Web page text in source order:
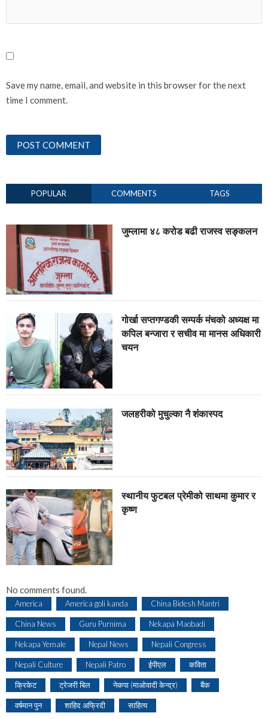
Save my name, email, and website in this browser for the next
time I comment.
POPULAR COMMENTS TAGS
जुम्लामा ४८ करोड बढी राजस्व सङ्कलन
गोर्खा सप्तगण्डकी सम्पर्क मंचको अध्यक्ष मा
कपिल बन्जारा र सचीव मा मानस अधिकारी
चयन
जलहरीको मुचुल्का नै शंंकास्पद
स्थानीय फुटबल प्रेमीको साथमा कुमार र
कृष्ण
No comments found.
America America goli kanda China Bidesh Mantri
China News Guru Purnima Nekapa Maobadi
Nekapa Yemale Nepal News Nepali Congress
Nepali Culture Nepali Patro ईपीएल कविता
क्रिकेट ट्रेजरी बिल नेकपा (माओवादी केन्द्र) बैंक
वर्षमान पुन शाहिद अफ्रिदी साहित्य